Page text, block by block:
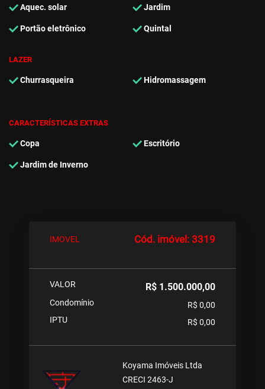
Aquec. solar Jardim
Portão eletrônico Quintal
LAZER
Churrasqueira Hidromassagem
CARACTERÍSTICAS EXTRAS
Copa Escritório
Jardim de Inverno
IMOVEL Cód. imóvel: 3319
VALOR R$ 1.500.000,00
Condomínio
R$ 0,00
IPTU
R$ 0,00
Koyama Imóveis Ltda
CRECI 2463-J